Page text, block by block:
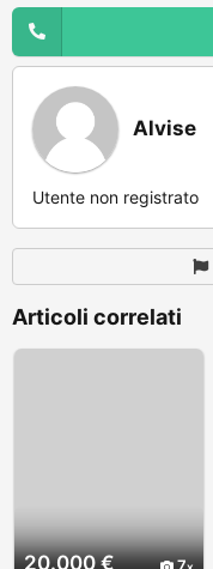
Alvise
Utente non registrato
Articoli correlati
20.000 €